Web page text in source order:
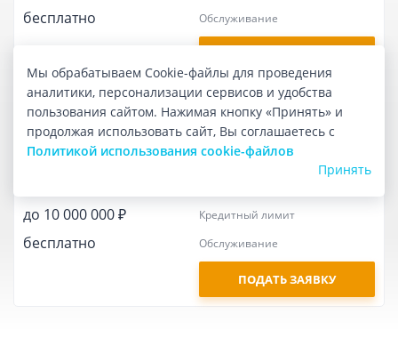
бесплатно обслуживание
Мир Supreme
Новиком
Лиц. № 2546
до 10 000 000 ₽ кредитный лимит
бесплатно обслуживание
ПОДАТЬ ЗАЯВКУ
Мы обрабатываем Cookie-файлы для проведения
аналитики, персонализации сервисов и удобства
пользования сайтом. Нажимая кнопку «Принять» и
продолжая использовать сайт, Вы соглашаетесь с
Политикой использования cookie-файлов
Принять